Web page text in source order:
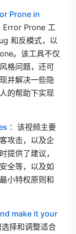
Prone in
Error Prone 工
和反模式，以
。该工具不仅
格问题，还可
并解决一些隐
的帮助下实现
(opens new
：该视频主要
攻击，以及企
提供了建议，
全等，以及如
小特权原则和
make it your
择和调整适合